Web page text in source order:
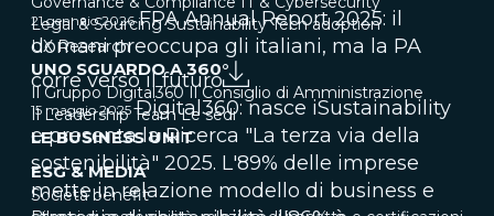
Legal & Sourcing Sustainability Tech adoption
UX Research
UNO SGUARDO A 360°
Il Gruppo Digital360 Il Consiglio di Amministrazione
Il Leadership Team Le sedi
LE BUSINESS UNIT
ESG & MEDIA
Società benefit
21 gennaio 2026 FPA Annual Report 2025: il
domani preoccupa gli italiani, ma la PA
corre verso il futuro
15 maggio 2025 Digital360: nasce iSustainability
e presenta la Ricerca "La terza via della
sostenibilità" 2025. L'89% delle imprese
mette in relazione modello di business e